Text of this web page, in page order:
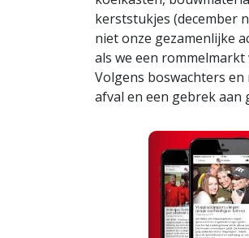
kerststukjes (december
niet onze gezamenlijke
als we een
Volgens boswachters
afval en een gebrek aan